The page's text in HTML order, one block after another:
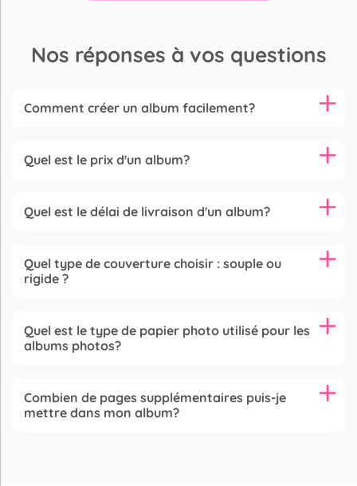
Nos réponses à vos questions
Comment créer un album facilement?
Quel est le prix d'un album?
Quel est le délai de livraison d'un album?
Quel type de couverture choisir : souple ou
rigide ?
Quel est le type de papier photo utilisé pour les
albums photos?
Combien de pages supplémentaires puis-je
mettre dans mon album?